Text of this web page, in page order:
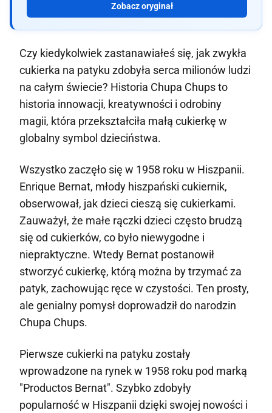
Zobacz oryginał
Czy kiedykolwiek zastanawiałeś się, jak zwykła
cukierka na patyku zdobyła serca milionów ludzi
na całym świecie? Historia Chupa Chups to
historia innowacji, kreatywności i odrobiny
magii, która przekształciła małą cukierkę w
globalny symbol dzieciństwa.
Wszystko zaczęło się w 1958 roku w Hiszpanii.
Enrique Bernat, młody hiszpański cukiernik,
obserwował, jak dzieci cieszą się cukierkami.
Zauważył, że małe rączki dzieci często brudzą
się od cukierków, co było niewygodne i
niepraktyczne. Wtedy Bernat postanowił
stworzyć cukierkę, którą można by trzymać za
patyk, zachowując ręce w czystości. Ten prosty,
ale genialny pomysł doprowadził do narodzin
Chupa Chups.
Pierwsze cukierki na patyku zostały
wprowadzone na rynek w 1958 roku pod marką
"Productos Bernat". Szybko zdobyły
popularność w Hiszpanii dzięki swojej nowości i